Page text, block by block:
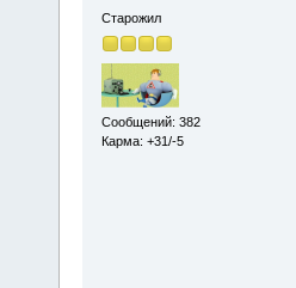
Старожил
Сообщений: 382
Карма: +31/-5